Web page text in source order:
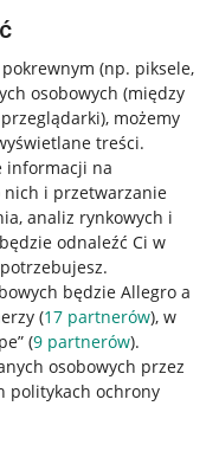
(np. piksele,
osobowych (między
, możemy
treści.
informacji na
i przetwarzanie
analiz rynkowych i
odnaleźć Ci w
będzie Allegro a
(17 partnerów), w
(9 partnerów).
osobowych przez
politykach ochrony